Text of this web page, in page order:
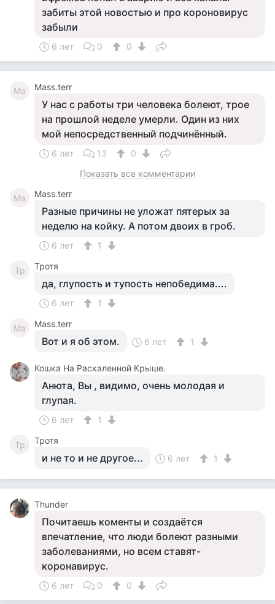
забиты этой новостью и про короновирус
забыли
6 лет 0 0
Ma Mass.terr
У нас с работы три человека болеют, трое
на прошлой неделе умерли. Один из них
мой непосредственный подчинённый.
6 лет 13
0
Показать все комментарии
Ma Mass.terr
Разные причины не уложат пятерых за
неделю на койку. А потом двоих в гроб.
6 лет 1
Тр Тротя
да, глупость и тупость непобедима....
6 лет 1
Ma Mass.terr
Вот и я об этом. 6 лет 1
Кошка На Раскаленной Крыше.
Анюта, Вы , видимо, очень молодая и
глупая.
6 лет 1
Тр Тротя
и не то и не другое... 6 лет 1
Thunder
Почитаешь коменты и создаётся
впечатление, что люди болеют разными
заболеваниями, но всем ставят-
коронавирус.
6 лет 0 0